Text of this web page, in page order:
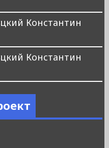
Константин
Константин